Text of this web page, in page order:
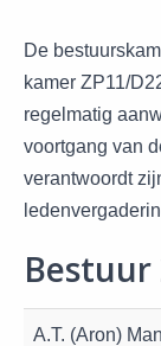
De
kamer ZP11/
regelmatig
voortgang van
verantwoordt
Bestuur
A.T. (Aron)